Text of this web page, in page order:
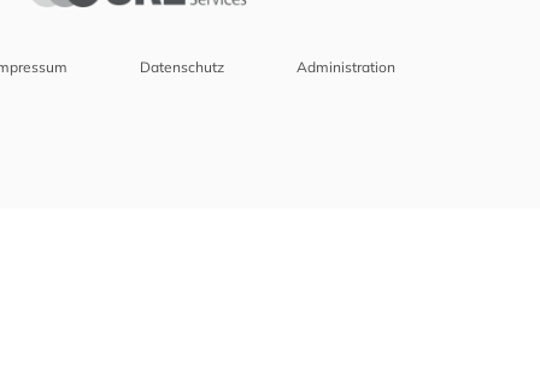
Datenschutz Administration